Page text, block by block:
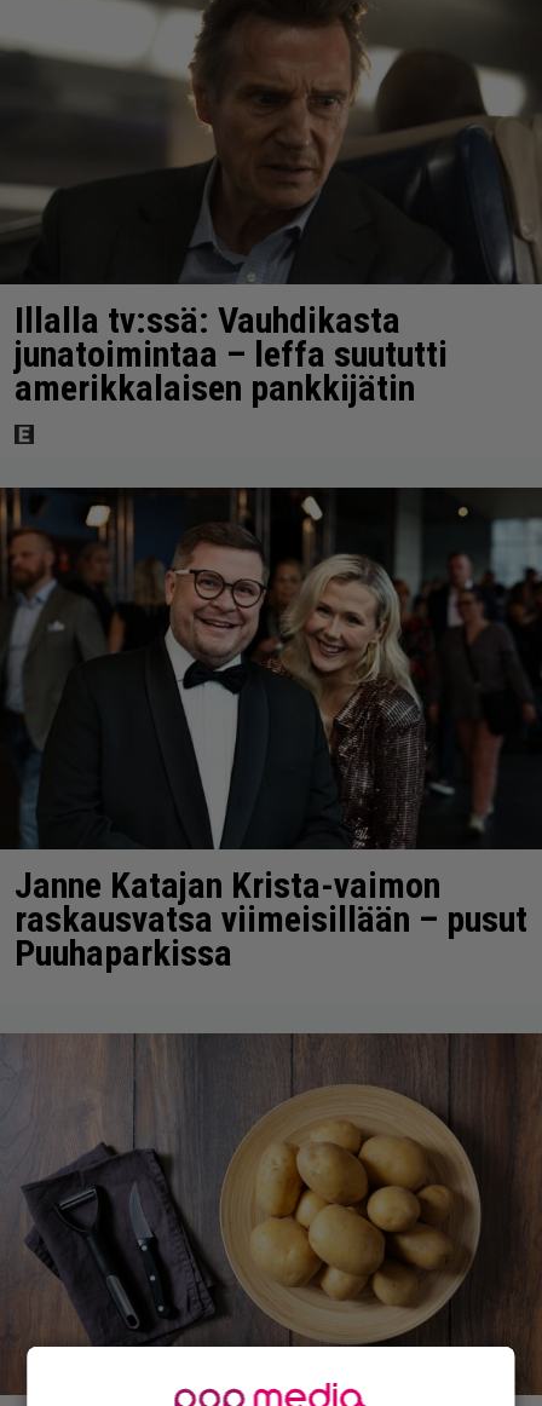
Illalla tv:ssä: Vauhdikasta
junatoimintaa – leffa suututti
amerikkalaisen pankkijätin
Janne Katajan Krista-vaimon
raskausvatsa viimeisillään – pusut
Puuhaparkissa